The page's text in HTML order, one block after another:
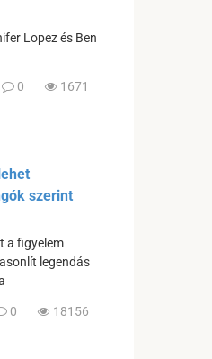
Lopez és Ben
0 1671
szerint
a figyelem
legendás
0 18156